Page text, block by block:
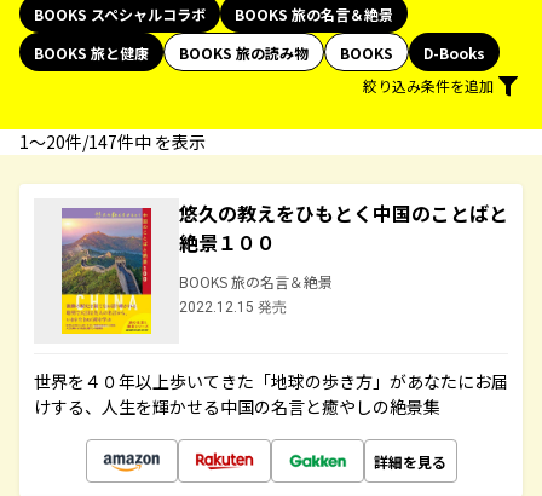
BOOKS スペシャルコラボ
BOOKS 旅の名言＆絶景
BOOKS 旅と健康
BOOKS 旅の読み物 BOOKS
D-Books
絞り込み条件を追加
1〜20件/147件中 を表示
悠久の教えをひもとく中国のことばと
絶景１００
BOOKS 旅の名言＆絶景
2022.12.15 発売
世界を４０年以上歩いてきた「地球の歩き方」があなたにお届
けする、人生を輝かせる中国の名言と癒やしの絶景集
詳細を見る